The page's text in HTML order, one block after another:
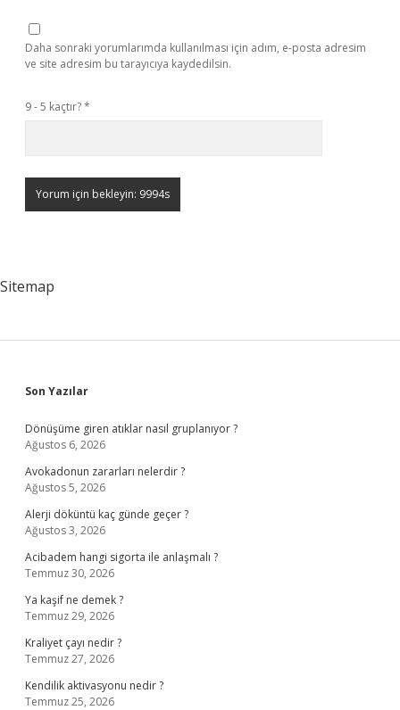
Daha sonraki yorumlarımda kullanılması için adım, e-posta adresim
ve site adresim bu tarayıcıya kaydedilsin.
9 - 5 kaçtır?*
Sitemap
Sidebar
Son Yazılar
Dönüşüme giren atıklar nasıl gruplanıyor ?
Ağustos 6, 2026
Avokadonun zararları nelerdir ?
Ağustos 5, 2026
Alerji döküntü kaç günde geçer ?
Ağustos 3, 2026
Acibadem hangi sigorta ile anlaşmalı ?
Temmuz 30, 2026
Ya kaşif ne demek ?
Temmuz 29, 2026
Kraliyet çayı nedir ?
Temmuz 27, 2026
Kendilik aktivasyonu nedir ?
Temmuz 25, 2026